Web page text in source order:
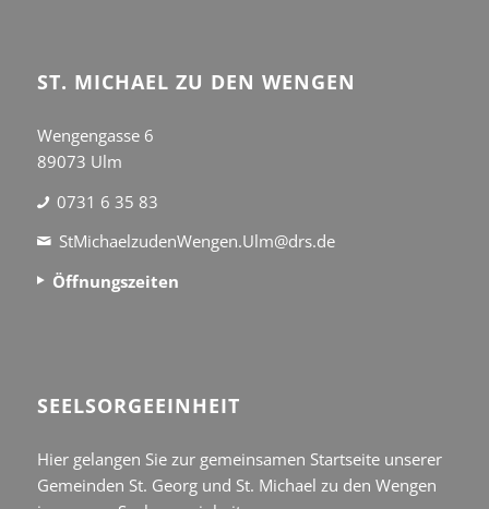
ST. MICHAEL ZU DEN WENGEN
Wengengasse 6
89073 Ulm
0731 6 35 83
StMichaelzudenWengen.Ulm@drs.de
Öffnungszeiten
SEEL­SORGE­EINHEIT
Hier gelangen Sie zur gemeinsamen Startseite unserer
Gemeinden St. Georg und St. Michael zu den Wengen